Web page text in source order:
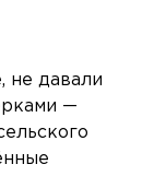
не давали
—